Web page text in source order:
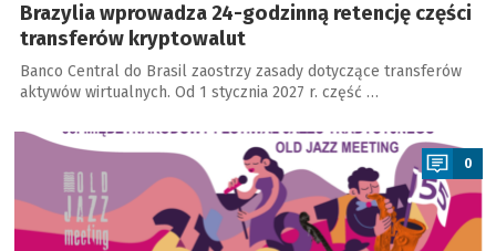
Brazylia wprowadza 24-godzinną retencję części
transferów kryptowalut
Banco Central do Brasil zaostrzy zasady dotyczące transferów
aktywów wirtualnych. Od 1 stycznia 2027 r. część …
a
0